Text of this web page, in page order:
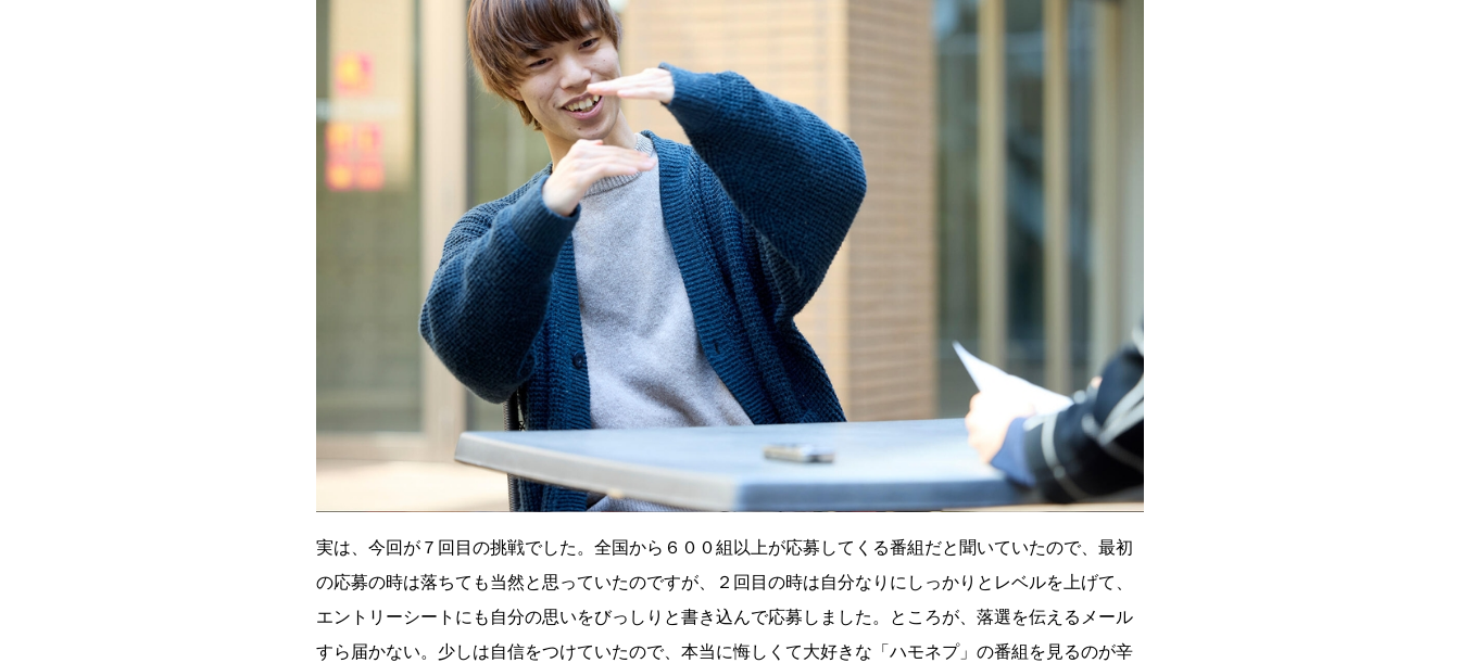
実は、今回が７回目の挑戦でした。全国から６００組以上が応募してくる番組だと聞いていたので、最初
の応募の時は落ちても当然と思っていたのですが、２回目の時は自分なりにしっかりとレベルを上げて、
エントリーシートにも自分の思いをびっしりと書き込んで応募しました。ところが、落選を伝えるメール
すら届かない。少しは自信をつけていたので、本当に悔しくて大好きな「ハモネプ」の番組を見るのが辛